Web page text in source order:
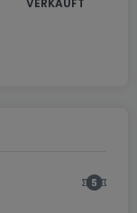
VERKAUFT